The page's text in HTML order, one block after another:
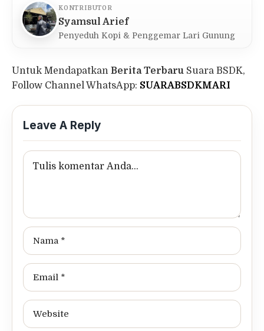
KONTRIBUTOR
Syamsul Arief
Penyeduh Kopi & Penggemar Lari Gunung
Untuk Mendapatkan Berita Terbaru Suara BSDK,
Follow Channel WhatsApp: SUARABSDKMARI
Leave A Reply